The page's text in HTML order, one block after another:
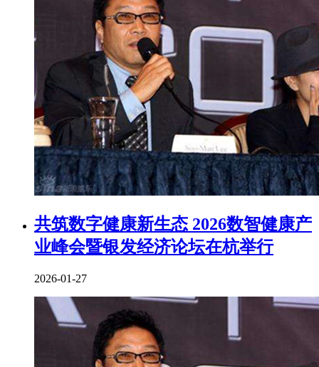
共筑数字健康新生态 2026数智健康产
业峰会暨银发经济论坛在杭举行
2026-01-27